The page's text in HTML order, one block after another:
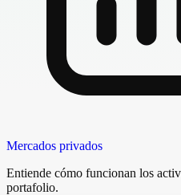
Mercados privados
Entiende cómo funcionan los
portafolio.